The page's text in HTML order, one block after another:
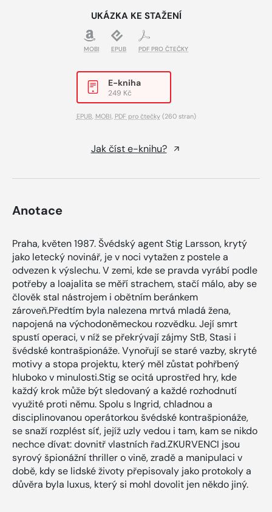
UKÁZKA KE STAŽENÍ
MOBI EPUB PDF PRO ČTEČKY
E-kniha
249 Kč
EPUB, MOBI, PDF pro čtečky(260 stran)
Jak číst e-knihu?
Anotace
Praha, květen 1987. Švédský agent Stig Larsson, krytý
jako letecký novinář, je v noci vytažen z postele a
odvezen k výslechu. V zemi, kde se pravda vyrábí podle
potřeby a loajalita se měří strachem, stačí málo, aby se
člověk stal nástrojem i obětním beránkem
zároveň.Předtím byla nalezena mrtvá mladá žena,
napojená na východoněmeckou rozvědku. Její smrt
spustí operaci, v níž se překrývají zájmy StB, Stasi i
švédské kontrašpionáže. Vynořují se staré vazby, skryté
motivy a stopa projektu, který měl zůstat pohřbený
hluboko v minulosti.Stig se ocitá uprostřed hry, kde
každý krok může být sledovaný a každé rozhodnutí
využité proti němu. Spolu s Ingrid, chladnou a
disciplinovanou operátorkou švédské kontrašpionáže,
se snaží rozplést síť, jejíž uzly vedou i tam, kam se nikdo
nechce dívat: dovnitř vlastních řad.ZKURVENCI jsou
syrový špionážní thriller o vině, zradě a manipulaci v
době, kdy se lidské životy přepisovaly jako protokoly a
důvěra byla luxus, který si mohl dovolit jen někdo jiný.